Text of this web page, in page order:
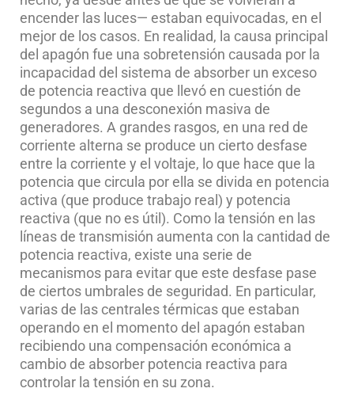
encender las luces— estaban equivocadas, en el
mejor de los casos. En realidad, la causa principal
del apagón fue una sobretensión causada por la
incapacidad del sistema de absorber un exceso
de potencia reactiva que llevó en cuestión de
segundos a una desconexión masiva de
generadores. A grandes rasgos, en una red de
corriente alterna se produce un cierto desfase
entre la corriente y el voltaje, lo que hace que la
potencia que circula por ella se divida en potencia
activa (que produce trabajo real) y potencia
reactiva (que no es útil). Como la tensión en las
líneas de transmisión aumenta con la cantidad de
potencia reactiva, existe una serie de
mecanismos para evitar que este desfase pase
de ciertos umbrales de seguridad. En particular,
varias de las centrales térmicas que estaban
operando en el momento del apagón estaban
recibiendo una compensación económica a
cambio de absorber potencia reactiva para
controlar la tensión en su zona.